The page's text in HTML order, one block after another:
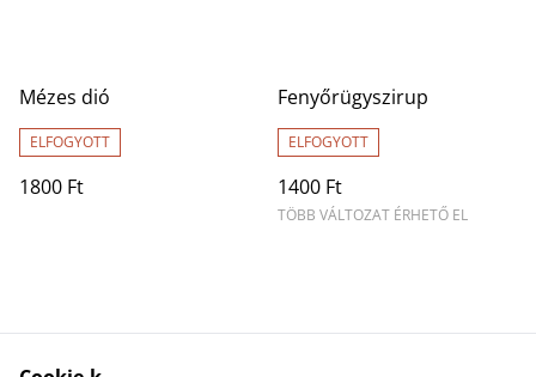
Mézes dió
ELFOGYOTT
1800 Ft
Fenyőrügyszirup
ELFOGYOTT
1400 Ft
TÖBB VÁLTOZAT ÉRHETŐ EL